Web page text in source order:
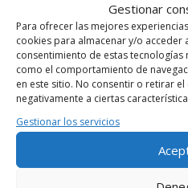
Gestionar
Para ofrecer las mejores
cookies para almacenar y/o acceder
consentimiento de estas
como el comportamiento de
en este sitio. No consentir o retirar
negativamente a ciertas
Gestionar los servicios
Pol.Ind. L’Alba – Av.
43480 VILA-SECA
+34 977 391 109
Unidad comercial y
Madrid
C/. Zapadores, Nº 2 –